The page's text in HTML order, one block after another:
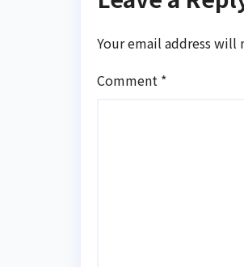
Your email address will
Comment *